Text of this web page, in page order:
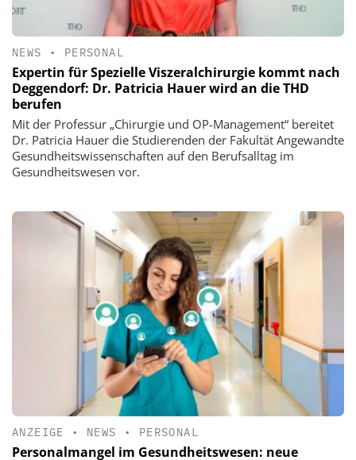
NEWS • PERSONAL
Expertin für Spezielle Viszeralchirurgie kommt nach
Deggendorf: Dr. Patricia Hauer wird an die THD
berufen
Mit der Professur „Chirurgie und OP-Management“ bereitet
Dr. Patricia Hauer die Studierenden der Fakultät Angewandte
Gesundheitswissenschaften auf den Berufsalltag im
Gesundheitswesen vor.
ANZEIGE • NEWS • PERSONAL
Personalmangel im Gesundheitswesen: neue